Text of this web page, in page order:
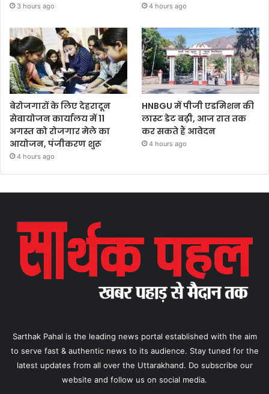
3 hours ago 4 hours ago
बेरोजगारों के लिए देहरादून
सेवायोजन कार्यालय में 11
अगस्त को रोजगार मेले का
आयोजन, पंजीकरण शुरू
4 hours ago
HNBGU में पीजी एडमिशन की
लास्ट डेट बढ़ी, आज रात तक
कर सकते हैं आवेदन
4 hours ago
Sarthak Pahal is the leading news portal established with the aim
to serve fast & authentic news to its audience. Stay tuned for the
latest updates from all over the Uttarakhand. Do subscribe our
website and follow us on social media.